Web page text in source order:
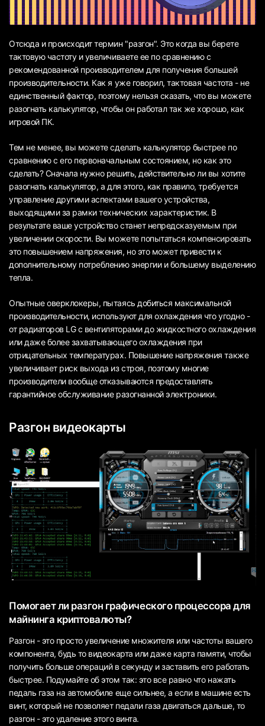
Отсюда и происходит термин "разгон". Это когда вы берете
тактовую частоту и увеличиваете ее по сравнению с
рекомендованной производителем для получения большей
производительности. Как я уже говорил, тактовая частота - не
единственный фактор, поэтому нельзя сказать, что вы можете
разогнать калькулятор, чтобы он работал так же хорошо, как
игровой ПК.
Тем не менее, вы можете сделать калькулятор быстрее по
сравнению с его первоначальным состоянием, но как это
сделать? Сначала нужно решить, действительно ли вы хотите
разогнать калькулятор, а для этого, как правило, требуется
управление другими аспектами вашего устройства,
выходящими за рамки технических характеристик. В
результате ваше устройство станет непредсказуемым при
увеличении скорости. Вы можете попытаться компенсировать
это повышением напряжения, но это может привести к
дополнительному потреблению энергии и большему выделению
тепла.
Опытные оверклокеры, пытаясь добиться максимальной
производительности, используют для охлаждения что угодно -
от радиаторов LG с вентиляторами до жидкостного охлаждения
или даже более захватывающего охлаждения при
отрицательных температурах. Повышение напряжения также
увеличивает риск выхода из строя, поэтому многие
производители вообще отказываются предоставлять
гарантийное обслуживание разогнанной электроники.
Разгон видеокарты
Помогает ли разгон графического процессора для
майнинга криптовалюты?
Разгон - это просто увеличение множителя или частоты вашего
компонента, будь то видеокарта или даже карта памяти, чтобы
получить больше операций в секунду и заставить его работать
быстрее. Подумайте об этом так: это все равно что нажать
педаль газа на автомобиле еще сильнее, а если в машине есть
винт, который не позволяет педали газа двигаться дальше, то
разгон - это удаление этого винта.